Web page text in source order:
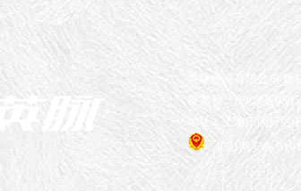
英脉物流有限公司 版
备案号：沪ICP备
地址：上海市闵行区
沪公网安备